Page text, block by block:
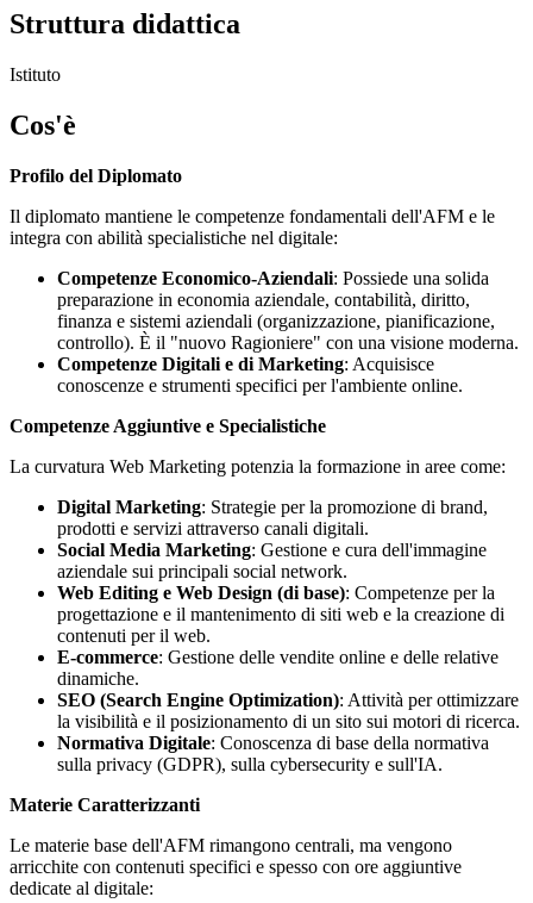
Struttura didattica
Istituto
Cos'è
Profilo del Diplomato
Il diplomato mantiene le competenze fondamentali dell'AFM e le
integra con abilità specialistiche nel digitale:
Competenze Economico-Aziendali: Possiede una solida
preparazione in economia aziendale, contabilità, diritto,
finanza e sistemi aziendali (organizzazione, pianificazione,
controllo). È il "nuovo Ragioniere" con una visione moderna.
Competenze Digitali e di Marketing: Acquisisce
conoscenze e strumenti specifici per l'ambiente online.
Competenze Aggiuntive e Specialistiche
La curvatura Web Marketing potenzia la formazione in aree come:
Digital Marketing: Strategie per la promozione di brand,
prodotti e servizi attraverso canali digitali.
Social Media Marketing: Gestione e cura dell'immagine
aziendale sui principali social network.
Web Editing e Web Design (di base): Competenze per la
progettazione e il mantenimento di siti web e la creazione di
contenuti per il web.
E-commerce: Gestione delle vendite online e delle relative
dinamiche.
SEO (Search Engine Optimization): Attività per ottimizzare
la visibilità e il posizionamento di un sito sui motori di ricerca.
Normativa Digitale: Conoscenza di base della normativa
sulla privacy (GDPR), sulla cybersecurity e sull'IA.
Materie Caratterizzanti
Le materie base dell'AFM rimangono centrali, ma vengono
arricchite con contenuti specifici e spesso con ore aggiuntive
dedicate al digitale: